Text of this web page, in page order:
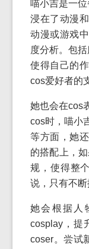
喵小吉是一
浸在了动漫
动漫或游戏
度分析。包
使得自己的
cos爱好者的
她也会在cos
cos时，喵小
等方面，她
的搭配上，
规，使得整
说，只有不断
她会根据人
cosplay，提
coser。尝试